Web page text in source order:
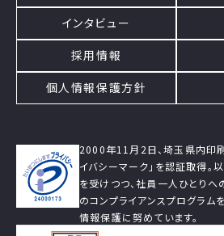
インタビュー
採用情報
個人情報保護方針
2000年11月2日、埼玉県内印
イバシーマーク」を認証取得。
を受けつつ、社員一人ひとり
のコンプライアンスプログラム
情報保護に努めています。